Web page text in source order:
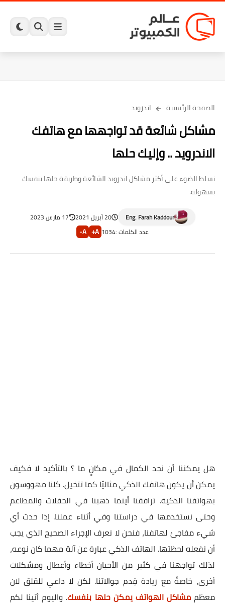
الصفحة الرئيسية اندرويد
مشاكل شائعة قد تواجهها مع هاتفك
الاندرويد .. وإليك حلها
نسلط الضوء على أكثر مشاكل اندرويد الشائعة وطريقة حلها بنفسك
بسهولة.
Eng. Farah Kaddour 20 أبريل 2021
17 مارس 2023
عدد الكلمات :1034
A+
A-
هل يمكننا أن نجد الكمال في مكانٍ ما ؟ بالتأكيد لا فكيف
يمكن أن يكون هاتفك الذكي مثاليًا كما تتخيل. كلنا مهووسون
بهواتفنا الذكية. ترافقنا أينما ذهبنا في الحفلات والمطاعم
وحتى نستخدمها في دراستنا وفي أثناء عملنا. إذا حدث أي
شيء مفاجئ لهاتفنا، فنحن لا نعرف الإجراء الصحيح الذي يجب
أن نفعله لحظتها. الهاتف الذكي عبارة عن آلة مهما كان نوعه،
لذلك تواجهنا في كثير من الأحيان أخطاء وأعطال ومشكلات
أخرى، خاصةً مع زيادة قِدم جوالاتنا. لكن لا داعي للقلق لان
معظممشاكل الهواتف يمكن حلها بنفسك. واليوم أتينا لكم